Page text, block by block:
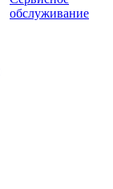
обслуживание